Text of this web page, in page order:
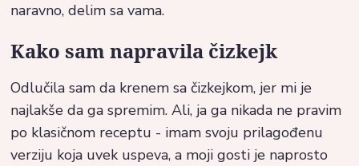
naravno, delim sa vama.
Kako sam napravila čizkejk
Odlučila sam da krenem sa čizkejkom, jer mi je
najlakše da ga spremim. Ali, ja ga nikada ne pravim
po klasičnom receptu - imam svoju prilagođenu
verziju koja uvek uspeva, a moji gosti je naprosto